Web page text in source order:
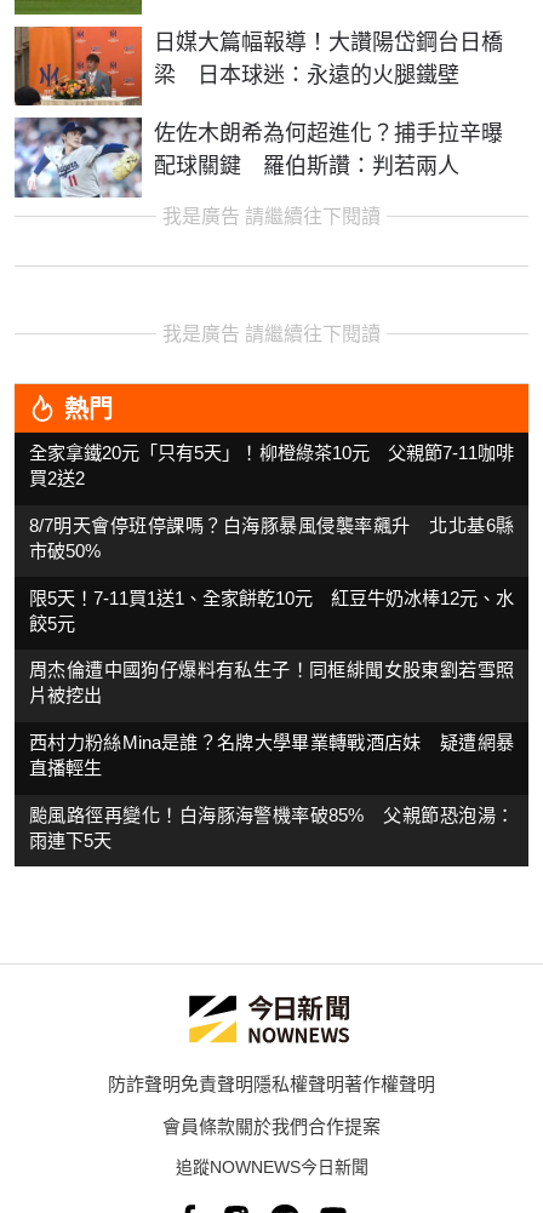
日媒大篇幅報導！大讚陽岱鋼台日橋
梁 日本球迷：永遠的火腿鐵壁
佐佐木朗希為何超進化？捕手拉辛曝
配球關鍵 羅伯斯讚：判若兩人
我是廣告 請繼續往下閱讀
我是廣告 請繼續往下閱讀
熱門
全家拿鐵20元「只有5天」！柳橙綠茶10元 父親節7-11咖啡
買2送2
8/7明天會停班停課嗎？白海豚暴風侵襲率飆升 北北基6縣
市破50%
限5天！7-11買1送1、全家餅乾10元 紅豆牛奶冰棒12元、水
餃5元
周杰倫遭中國狗仔爆料有私生子！同框緋聞女股東劉若雪照
片被挖出
西村力粉絲Mina是誰？名牌大學畢業轉戰酒店妹 疑遭網暴
直播輕生
颱風路徑再變化！白海豚海警機率破85% 父親節恐泡湯：
雨連下5天
防詐聲明免責聲明隱私權聲明著作權聲明
會員條款關於我們合作提案
追蹤NOWNEWS今日新聞